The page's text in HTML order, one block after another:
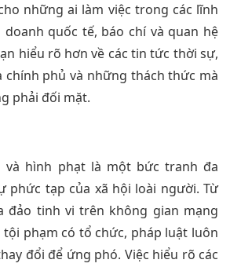
những ai làm việc trong các lĩnh
quốc tế, báo chí và quan hệ
hiểu rõ hơn về các tin tức thời sự,
chính phủ và những thách thức mà
phải đối mặt.
và hình phạt là một bức tranh đa
phức tạp của xã hội loài người. Từ
đảo tinh vi trên không gian mạng
tội phạm có tổ chức, pháp luật luôn
đổi để ứng phó. Việc hiểu rõ các